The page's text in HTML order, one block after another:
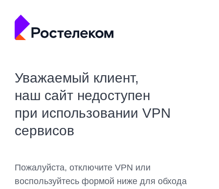
Уважаемый клиент,
наш сайт недоступен
при использовании VPN
сервисов
Пожалуйста, отключите VPN или
воспользуйтесь формой ниже для обхода